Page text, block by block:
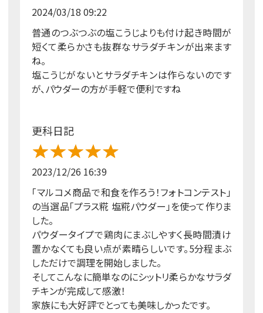
2024/03/18 09:22
普通のつぶつぶの塩こうじよりも付け起き時間が
短くて柔らかさも抜群なサラダチキンが出来ます
ね。
塩こうじがないとサラダチキンは作らないのです
が、パウダーの方が手軽で便利ですね
更科日記
2023/12/26 16:39
「マルコメ商品で和食を作ろう！フォトコンテスト」
の当選品「プラス糀 塩糀パウダー」を使って作りま
した。
パウダータイプで鶏肉にまぶしやすく長時間漬け
置かなくても良い点が素晴らしいです。5分程まぶ
しただけで調理を開始しました。
そしてこんなに簡単なのにシットリ柔らかなサラダ
チキンが完成して感激！
家族にも大好評でとっても美味しかったです。